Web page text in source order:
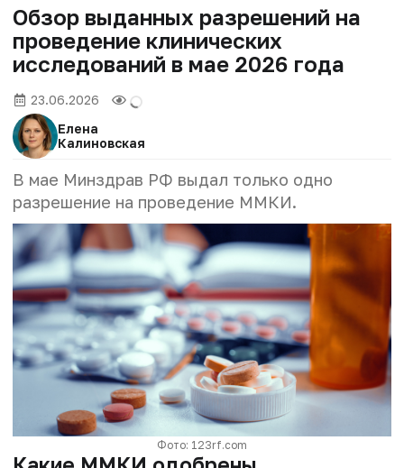
Обзор выданных разрешений на
проведение клинических
исследований в мае 2026 года
23.06.2026
Елена
Калиновская
В мае Минздрав РФ выдал только одно
разрешение на проведение ММКИ.
Фото: 123rf.com